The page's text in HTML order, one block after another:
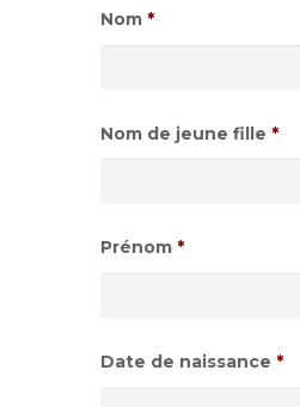
Nom *
Nom de jeune fille *
Prénom *
Date de naissance *